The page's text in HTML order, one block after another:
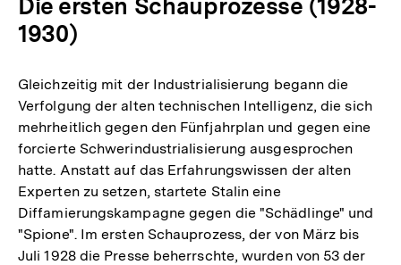
1930)
Gleichzeitig mit der Industrialisierung begann die
Verfolgung der alten technischen Intelligenz, die sich
mehrheitlich gegen den Fünfjahrplan und gegen eine
forcierte Schwerindustrialisierung ausgesprochen
hatte. Anstatt auf das Erfahrungswissen der alten
Experten zu setzen, startete Stalin eine
Diffamierungskampagne gegen die "Schädlinge" und
"Spione". Im ersten Schauprozess, der von März bis
Juli 1928 die Presse beherrschte, wurden von 53 der